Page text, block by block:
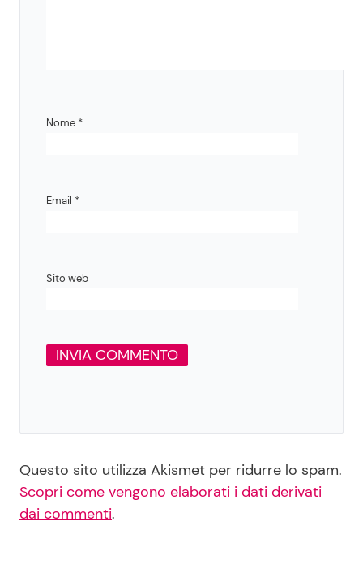
Nome *
Email *
Sito web
Questo sito utilizza Akismet per ridurre lo spam.
Scopri come vengono elaborati i dati derivati
dai commenti.